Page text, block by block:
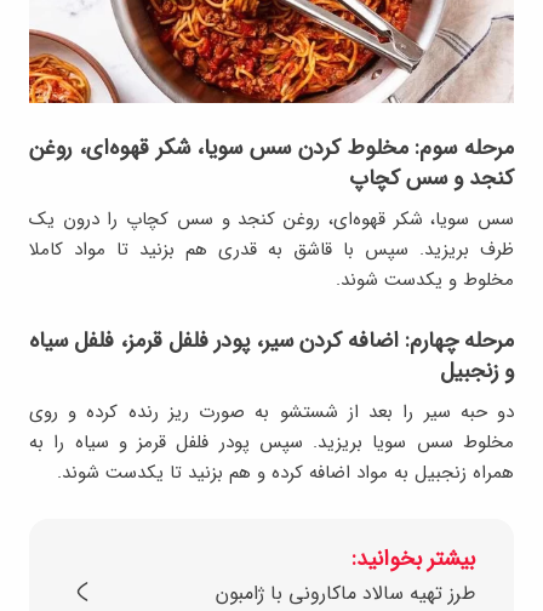
مرحله سوم: مخلوط کردن سس سویا، شکر قهوه‌ای، روغن
کنجد و سس کچاپ
سس سویا، شکر قهوه‌ای، روغن کنجد و سس کچاپ را درون یک
ظرف بریزید. سپس با قاشق به قدری هم بزنید تا مواد کاملا
مخلوط و یکدست شوند.
مرحله چهارم: اضافه کردن سیر، پودر فلفل قرمز، فلفل سیاه
و زنجبیل
دو حبه سیر را بعد از شستشو به صورت ریز رنده کرده و روی
مخلوط سس سویا بریزید. سپس پودر فلفل قرمز و سیاه را به
همراه زنجبیل به مواد اضافه کرده و هم بزنید تا یکدست شوند.
بیشتر بخوانید:
طرز تهیه سالاد ماکارونى با ژامبون